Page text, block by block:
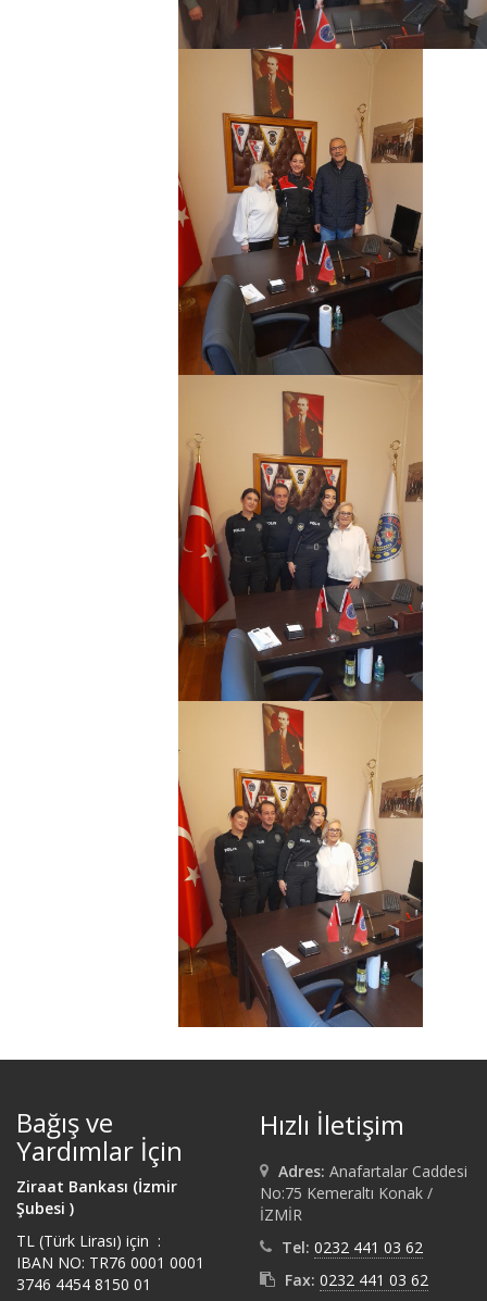
Bağış ve
Yardımlar İçin
Ziraat Bankası (İzmir
Şubesi )
TL (Türk Lirası) için :
IBAN NO: TR76 0001 0001
3746 4454 8150 01
Hızlı İletişim
Adres: Anafartalar Caddesi
No:75 Kemeraltı Konak /
İZMİR
Tel: 0232 441 03 62
Fax: 0232 441 03 62